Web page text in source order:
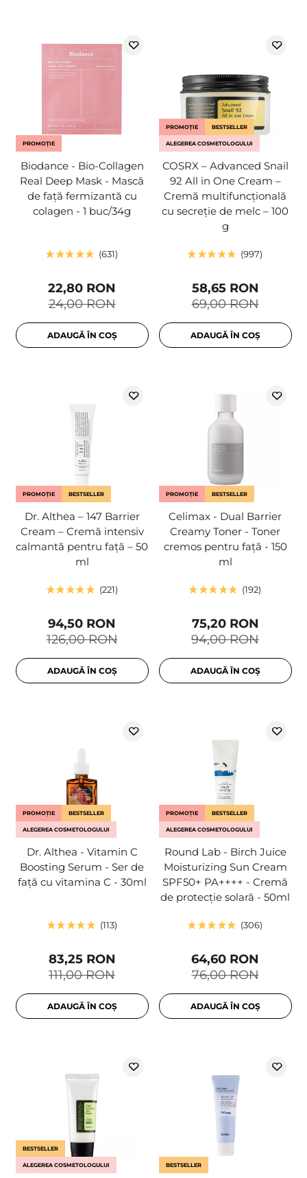
PROMOȚIE
Biodance - Bio-Collagen
Real Deep Mask - Mască
de față fermizantă cu
colagen - 1 buc/34g
631
24,00 RON
22,80 RON
ADAUGĂ ÎN COȘ
PROMOȚIE BESTSELLER
ALEGEREA COSMETOLOGULUI
COSRX – Advanced Snail
92 All in One Cream –
Cremă multifuncțională
cu secreție de melc – 100
g
997
69,00 RON
58,65 RON
ADAUGĂ ÎN COȘ
PROMOȚIE BESTSELLER
Dr. Althea – 147 Barrier
Cream – Cremă intensiv
calmantă pentru față – 50
ml
221
126,00 RON
94,50 RON
ADAUGĂ ÎN COȘ
PROMOȚIE BESTSELLER
Celimax - Dual Barrier
Creamy Toner - Toner
cremos pentru față - 150
ml
192
94,00 RON
75,20 RON
ADAUGĂ ÎN COȘ
PROMOȚIE BESTSELLER
ALEGEREA COSMETOLOGULUI
Dr. Althea - Vitamin C
Boosting Serum - Ser de
față cu vitamina C - 30ml
113
111,00 RON
83,25 RON
ADAUGĂ ÎN COȘ
PROMOȚIE BESTSELLER
ALEGEREA COSMETOLOGULUI
Round Lab - Birch Juice
Moisturizing Sun Cream
SPF50+ PA++++ - Cremă
de protecție solară - 50ml
306
76,00 RON
64,60 RON
ADAUGĂ ÎN COȘ
BESTSELLER
ALEGEREA COSMETOLOGULUI BESTSELLER